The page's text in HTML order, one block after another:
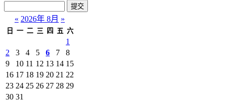
« 2026年 8月 »
日 一 二 三 四 五 六
1
2
3 4 5 6 7
8
9
10 11 12 13 14 15
16 17 18 19 20 21 22
23 24 25 26 27 28 29
30 31